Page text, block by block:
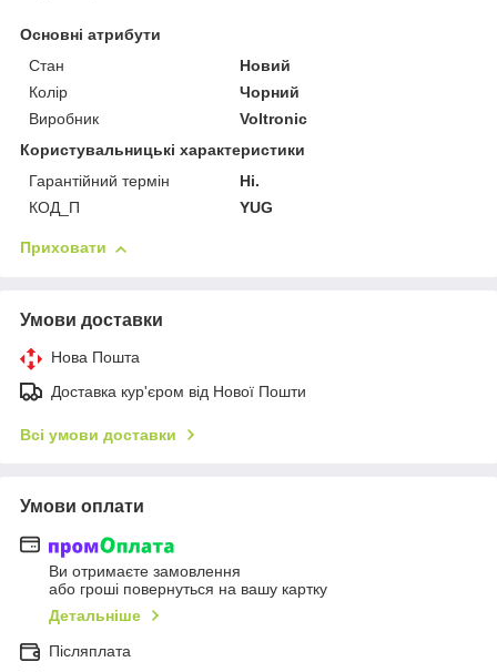
Основні атрибути
Стан
Новий
Колір
Чорний
Виробник
Voltronic
Користувальницькі характеристики
Гарантійний термін
Ні.
КОД_П
YUG
Приховати
Умови доставки
Нова Пошта
Доставка кур'єром від Нової Пошти
Всі умови доставки
Умови оплати
Ви отримаєте замовлення
або гроші повернуться на вашу картку
Детальніше
Післяплата